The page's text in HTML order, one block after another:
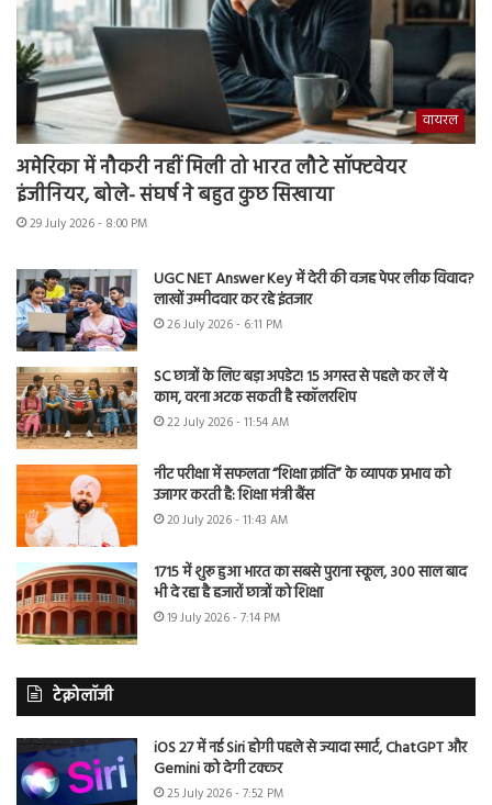
वायरल
अमेरिका में नौकरी नहीं मिली तो भारत लौटे सॉफ्टवेयर
इंजीनियर, बोले- संघर्ष ने बहुत कुछ सिखाया
29 July 2026 - 8:00 PM
UGC NET Answer Key में देरी की वजह पेपर लीक विवाद?
लाखों उम्मीदवार कर रहे इंतजार
26 July 2026 - 6:11 PM
SC छात्रों के लिए बड़ा अपडेट! 15 अगस्त से पहले कर लें ये
काम, वरना अटक सकती है स्कॉलरशिप
22 July 2026 - 11:54 AM
नीट परीक्षा में सफलता “शिक्षा क्रांति” के व्यापक प्रभाव को
उजागर करती है: शिक्षा मंत्री बैंस
20 July 2026 - 11:43 AM
1715 में शुरू हुआ भारत का सबसे पुराना स्कूल, 300 साल बाद
भी दे रहा है हजारों छात्रों को शिक्षा
19 July 2026 - 7:14 PM
टेक्नोलॉजी
iOS 27 में नई Siri होगी पहले से ज्यादा स्मार्ट, ChatGPT और
Gemini को देगी टक्कर
25 July 2026 - 7:52 PM